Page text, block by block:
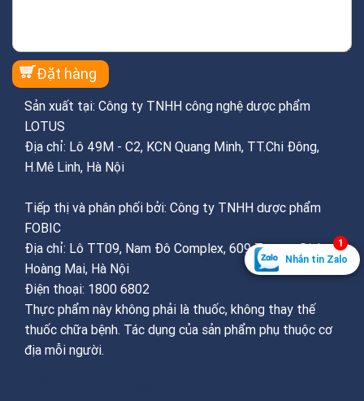
Sản xuất tại: Công ty TNHH công nghệ dược phẩm
LOTUS
Địa chỉ: Lô 49M - C2, KCN Quang Minh, TT.Chi Đông,
H.Mê Linh, Hà Nội
Tiếp thị và phân phối bởi: Công ty TNHH dược phẩm
FOBIC
Địa chỉ: Lô TT09, Nam Đô Complex, 609 Trương Định,
Hoàng Mai, Hà Nội
Điện thoại: 1800 6802
Thực phẩm này không phải là thuốc, không thay thế
thuốc chữa bệnh. Tác dụng của sản phẩm phụ thuộc cơ
địa mỗi người.
Nhắn tin Zalo
1